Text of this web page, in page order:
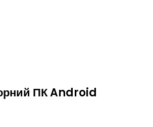
ПК Android